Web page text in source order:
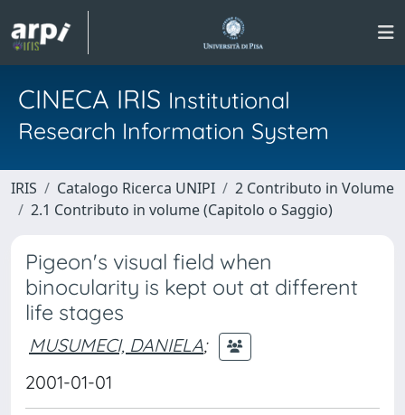
CINECA IRIS Institutional
Research Information System
IRIS Catalogo Ricerca UNIPI
2 Contributo in Volume
2.1 Contributo in volume (Capitolo o Saggio)
Pigeon's visual field when
binocularity is kept out at different
life stages
MUSUMECI, DANIELA;
2001-01-01